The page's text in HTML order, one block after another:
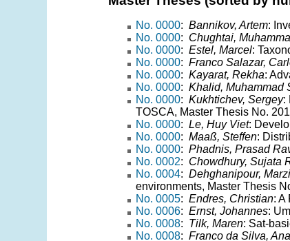
No. 0000: Bannikov, Artem:
No. 0000: Chughtai,
No. 0000: Estel, Marcel:
No. 0000: Franco Salazar,
No. 0000: Kayarat, Rekha:
No. 0000: Khalid, Muhammad
No. 0000: Kukhtichev, Sergey:
TOSCA, Master Thesis No.
No. 0000: Le, Huy Viet:
No. 0000: Maaß, Steffen:
No. 0000: Phadnis, Prasad
No. 0002: Chowdhury, Sujata
No. 0004: Dehghanipour,
environments, Master Thesis
No. 0005: Endres, Christian: A
No. 0006: Ernst, Johannes:
No. 0008: Tilk, Maren: Sat-
No. 0008: Franco da Silva,